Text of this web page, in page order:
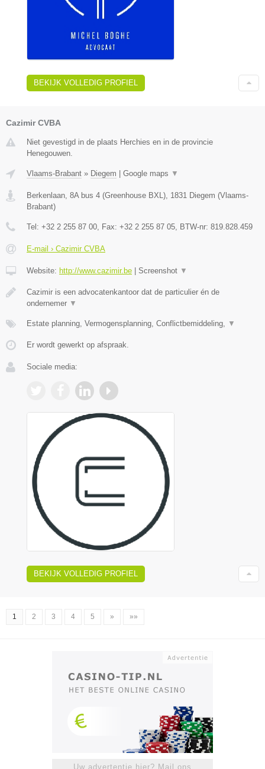
BEKIJK VOLLEDIG PROFIEL
Cazimir CVBA
Niet gevestigd in de plaats Herchies en in de provincie
Henegouwen.
Vlaams-Brabant » Diegem | Google maps ▼
Berkenlaan, 8A bus 4 (Greenhouse BXL) 1831 Diegem (Vlaams-
Brabant)
Tel: +32 2 255 87 00 , Fax: +32 2 255 87 05 , BTW-nr: 819.828.459
E-mail › Cazimir CVBA
Website: http://www.cazimir.be | Screenshot ▼
Cazimir is een advocatenkantoor dat de particulier én de
ondernemer ▼
Estate planning, Vermogensplanning, Conflictbemiddeling, ▼
Er wordt gewerkt op afspraak.
Sociale media:
BEKIJK VOLLEDIG PROFIEL
1 2 3 4 5 » »»
Uw advertentie hier? Mail ons